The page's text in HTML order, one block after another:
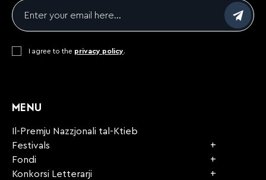
MENU
Il-Premju Nazzjonali tal-Ktieb
Festivals
Fondi
Konkorsi Letterarji
Email
Consent*
I agree to the privacy policy.